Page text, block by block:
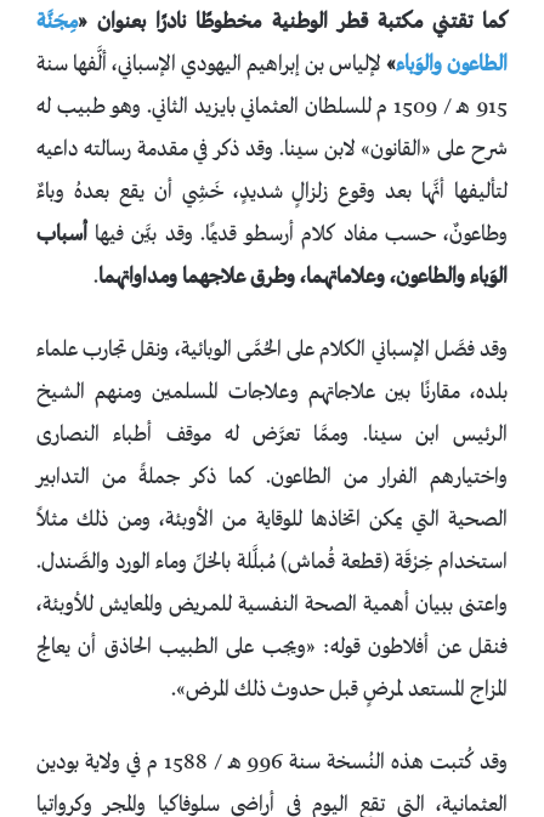
كما تقتني مكتبة قطر الوطنية مخطوطًا نادرًا بعنوان «مِجَنَّة
الطاعون والوَباء» لإلياس بن إبراهيم اليهودي الإسباني، ألَّفها سنة
915 هـ / 1509 م للسلطان العثماني بايزيد الثاني. وهو طبيب له
شرح على «القانون» لابن سينا. وقد ذكر في مقدمة رسالته داعيه
لتأليفها أنَّها بعد وقوع زلزالٍ شديدٍ، خَشِي أن يقع بعدهُ وباءٌ
وطاعونٌ، حسب مفاد كلام أرسطو قديمًا. وقد بيَّن فيها أسباب
الوَباء والطاعون، وعلاماتهما، وطرق علاجهما ومداواتهما.
وقد فصَّل الإسباني الكلام على الحُمَّى الوبائية، ونقل تجارب علماء
بلده، مقارنًا بين علاجاتهم وعلاجات المسلمين ومنهم الشيخ
الرئيس ابن سينا. وممَّا تعرَّض له موقف أطباء النصارى
واختيارهم الفرار من الطاعون. كما ذكر جملةً من التدابير
الصحية التي يمكن اتخاذها للوقاية من الأوبئة، ومن ذلك مثلاً
استخدام خِرْقَة (قطعة قُماش) مُبلَّلة بالخلِّ وماء الورد والصَّندل.
واعتنى ببيان أهمية الصحة النفسية للمريض والمعايش للأوبئة،
فنقل عن أفلاطون قوله: «ويجب على الطبيب الحاذق أن يعالج
المزاج المستعد لمرضٍ قبل حدوث ذلك المرض».
وقد كُتبت هذه النُسخة سنة 996 هـ / 1588 م في ولاية بودين
العثمانية، التي تقع اليوم في أراضي سلوفاكيا والمجر وكرواتيا